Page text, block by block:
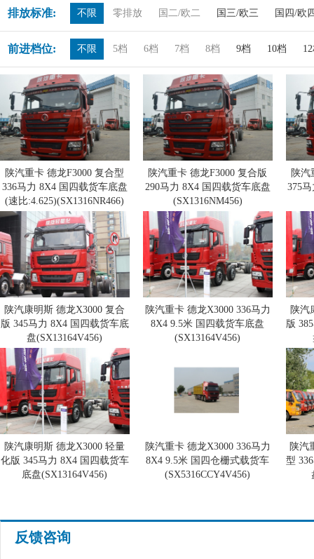
排放标准: 不限 零排放 国二/欧二 国三/欧三 国四/欧
前进档位: 不限 5档 6档 7档 8档 9档 10档
陕汽重卡 德龙F3000 复合型
336马力 8X4 国四载货车底盘
(速比:4.625)(SX1316NR466)
陕汽重卡 德龙F3000 复合版
290马力 8X4 国四载货车底盘
(SX1316NM456)
陕汽
375
陕汽康明斯 德龙X3000 复合
版 345马力 8X4 国四载货车底
盘(SX13164V456)
陕汽重卡 德龙X3000 336马力
8X4 9.5米 国四载货车底盘
(SX13164V456)
陕汽
版
陕汽康明斯 德龙X3000 轻量
化版 345马力 8X4 国四载货车
底盘(SX13164V456)
陕汽重卡 德龙X3000 336马力
8X4 9.5米 国四仓栅式载货车
(SX5316CCY4V456)
陕汽
型
反馈咨询